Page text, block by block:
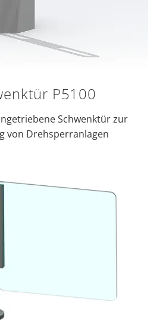
P5100
Schwenktür zur
von Drehsperranlagen